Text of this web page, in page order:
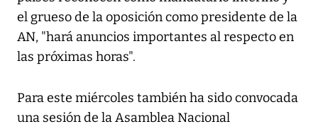
el grueso de la oposición como presidente de la
AN, "hará anuncios importantes al respecto en
las próximas horas".
Para este miércoles también ha sido convocada
una sesión de la Asamblea Nacional